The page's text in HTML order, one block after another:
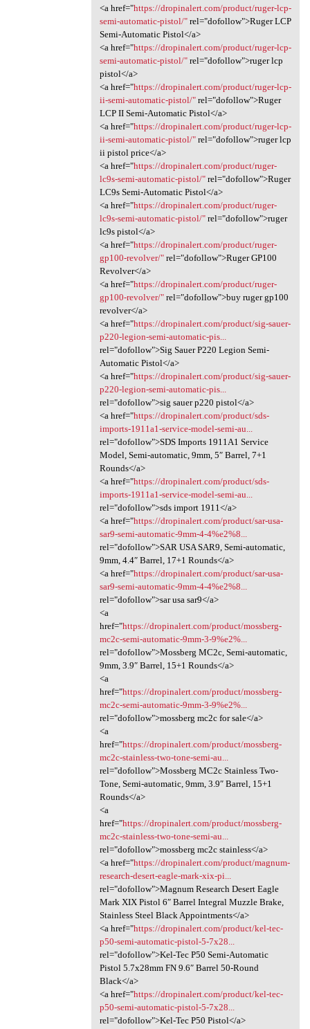
<a href="https://dropinalert.com/product/ruger-lcp-
semi-automatic-pistol/"rel="dofollow">Ruger LCP
Semi-Automatic Pistol</a>
<a href="https://dropinalert.com/product/ruger-lcp-
semi-automatic-pistol/"rel="dofollow">ruger lcp
pistol</a>
<a href="https://dropinalert.com/product/ruger-lcp-
ii-semi-automatic-pistol/"rel="dofollow">Ruger
LCP II Semi-Automatic Pistol</a>
<a href="https://dropinalert.com/product/ruger-lcp-
ii-semi-automatic-pistol/"rel="dofollow">ruger lcp
ii pistol price</a>
<a href="https://dropinalert.com/product/ruger-
lc9s-semi-automatic-pistol/"rel="dofollow">Ruger
LC9s Semi-Automatic Pistol</a>
<a href="https://dropinalert.com/product/ruger-
lc9s-semi-automatic-pistol/"rel="dofollow">ruger
lc9s pistol</a>
<a href="https://dropinalert.com/product/ruger-
gp100-revolver/"rel="dofollow">Ruger GP100
Revolver</a>
<a href="https://dropinalert.com/product/ruger-
gp100-revolver/"rel="dofollow">buy ruger gp100
revolver</a>
<a href="https://dropinalert.com/product/sig-sauer-
p220-legion-semi-automatic-pis...
rel="dofollow">Sig Sauer P220 Legion Semi-
Automatic Pistol</a>
<a href="https://dropinalert.com/product/sig-sauer-
p220-legion-semi-automatic-pis...
rel="dofollow">sig sauer p220 pistol</a>
<a href="https://dropinalert.com/product/sds-
imports-1911a1-service-model-semi-au...
rel="dofollow">SDS Imports 1911A1 Service
Model, Semi-automatic, 9mm, 5″ Barrel, 7+1
Rounds</a>
<a href="https://dropinalert.com/product/sds-
imports-1911a1-service-model-semi-au...
rel="dofollow">sds import 1911</a>
<a href="https://dropinalert.com/product/sar-usa-
sar9-semi-automatic-9mm-4-4%e2%8...
rel="dofollow">SAR USA SAR9, Semi-automatic,
9mm, 4.4″ Barrel, 17+1 Rounds</a>
<a href="https://dropinalert.com/product/sar-usa-
sar9-semi-automatic-9mm-4-4%e2%8...
rel="dofollow">sar usa sar9</a>
<a
href="https://dropinalert.com/product/mossberg-
mc2c-semi-automatic-9mm-3-9%e2%...
rel="dofollow">Mossberg MC2c, Semi-automatic,
9mm, 3.9″ Barrel, 15+1 Rounds</a>
<a
href="https://dropinalert.com/product/mossberg-
mc2c-semi-automatic-9mm-3-9%e2%...
rel="dofollow">mossberg mc2c for sale</a>
<a
href="https://dropinalert.com/product/mossberg-
mc2c-stainless-two-tone-semi-au...
rel="dofollow">Mossberg MC2c Stainless Two-
Tone, Semi-automatic, 9mm, 3.9″ Barrel, 15+1
Rounds</a>
<a
href="https://dropinalert.com/product/mossberg-
mc2c-stainless-two-tone-semi-au...
rel="dofollow">mossberg mc2c stainless</a>
<a href="https://dropinalert.com/product/magnum-
research-desert-eagle-mark-xix-pi...
rel="dofollow">Magnum Research Desert Eagle
Mark XIX Pistol 6″ Barrel Integral Muzzle Brake,
Stainless Steel Black Appointments</a>
<a href="https://dropinalert.com/product/kel-tec-
p50-semi-automatic-pistol-5-7x28...
rel="dofollow">Kel-Tec P50 Semi-Automatic
Pistol 5.7x28mm FN 9.6″ Barrel 50-Round
Black</a>
<a href="https://dropinalert.com/product/kel-tec-
p50-semi-automatic-pistol-5-7x28...
rel="dofollow">Kel-Tec P50 Pistol</a>